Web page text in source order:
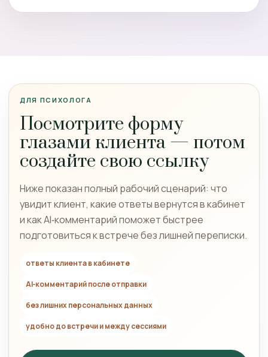
ДЛЯ ПСИХОЛОГА
Посмотрите форму
глазами клиента — потом
создайте свою ссылку
Ниже показан полный рабочий сценарий: что
увидит клиент, какие ответы вернутся в кабинет
и как AI‑комментарий поможет быстрее
подготовиться к встрече без лишней переписки.
ответы клиента в кабинете
AI‑комментарий после отправки
без лишних персональных данных
удобно до встречи и между сессиями